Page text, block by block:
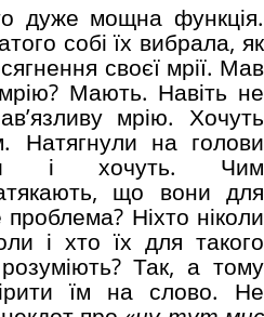
дуже мощна функція.
собі їх вибрала, як
своєї мрії. Мав
Мають. Навіть не
мрію. Хочуть
Натягнули на голови
і хочуть. Чим
що вони для
Ніхто ніколи
і хто їх для такого
Так, а тому
їм на слово. Не